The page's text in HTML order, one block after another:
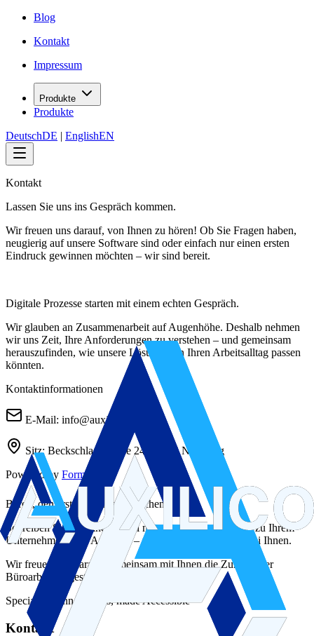
Blog
Kontakt
Impressum
Produkte
Produkte
DeutschDE | EnglishEN
Kontakt
Lassen Sie uns ins Gespräch kommen.
Wir freuen uns darauf, von Ihnen zu hören! Ob Sie Fragen haben,
neugierig auf unsere Software sind oder einfach nur einen ersten
Eindruck gewinnen möchten – wir sind bereit.
Digitale Prozesse starten mit einem echten Gespräch.
Wir glauben an Zusammenarbeit auf Augenhöhe. Deshalb nehmen
wir uns Zeit, Ihre Anforderungen zu verstehen – und gemeinsam
herauszufinden, wie unsere Lösungen in Ihren Arbeitsalltag passen
könnten.
Kontaktinformationen
E-Mail: info@auxilico.de
Sitz: Beckschlagergasse 24, 90403 Nürnberg
Powered by FormAux
Bereit, den ersten Schritt zu machen?
Schreiben Sie uns eine E-Mail mit ein paar kurzen Infos zu Ihrem
Unternehmen oder Anliegen – wir melden uns zeitnah bei Ihnen.
Wir freuen uns darauf, gemeinsam mit Ihnen die Zukunft der
Büroarbeit zu gestalten.
Specialized Innovations, made Accessible
Kontakt